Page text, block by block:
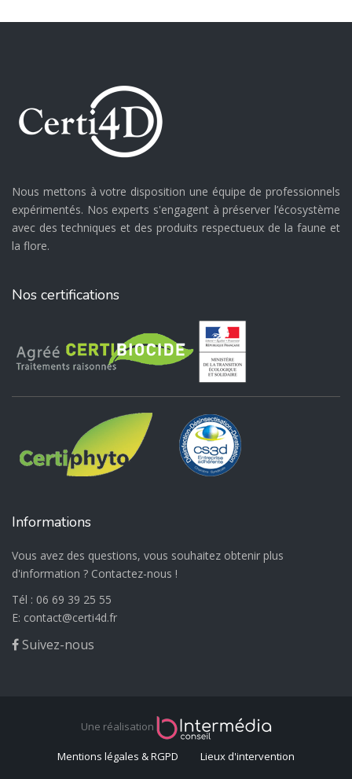
Nous mettons à votre disposition une équipe de professionnels
expérimentés. Nos experts s'engagent à préserver l’écosystème
avec des techniques et des produits respectueux de la faune et
la flore.
Nos certifications
Informations
Vous avez des questions, vous souhaitez obtenir plus
d'information ? Contactez-nous !
Tél : 06 69 39 25 55
E:
@
Suivez-nous
Une réalisation
Mentions légales & RGPD Lieux d'intervention